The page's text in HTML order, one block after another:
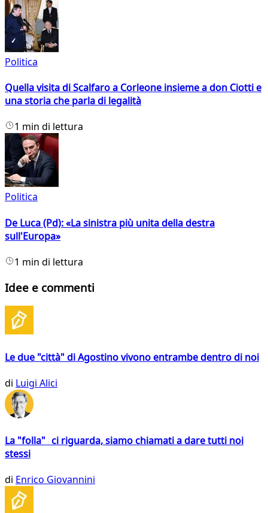
Politica
Quella visita di Scalfaro a Corleone insieme a don Ciotti e
una storia che parla di legalità
1 min di lettura
Politica
De Luca (Pd): «La sinistra più unita della destra
sull'Europa»
1 min di lettura
Idee e commenti
Le due "città" di Agostino vivono entrambe dentro di noi
di Luigi Alici
La "folla" ci riguarda, siamo chiamati a dare tutti noi
stessi
di Enrico Giovannini